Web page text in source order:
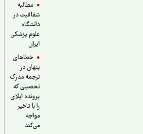
مطالبه
شفافیت در
دانشگاه
علوم پزشکی
خطاهای
پنهان در
ترجمه مدرک
تحصیلی که
پرونده اپلای
را با تاخیر